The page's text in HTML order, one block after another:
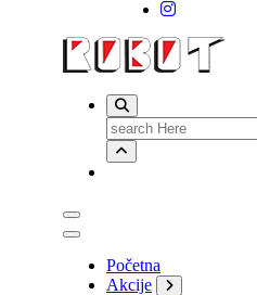
Search
for:
Početna
Akcije